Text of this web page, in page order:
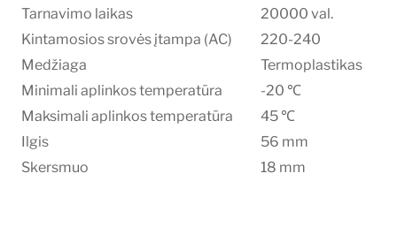
Tarnavimo laikas
20000 val.
Kintamosios srovės įtampa (AC)
220-240
Medžiaga
Termoplastikas
Minimali aplinkos temperatūra
-20 ℃
Maksimali aplinkos temperatūra
45 ℃
Ilgis
56 mm
Skersmuo
18 mm